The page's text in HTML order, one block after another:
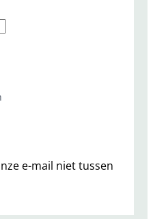
e-mail niet tussen